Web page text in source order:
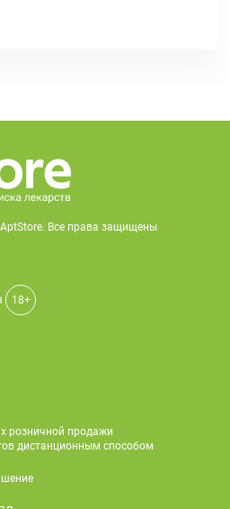
Все права защищены
18+
розничной продажи
дистанционным способом